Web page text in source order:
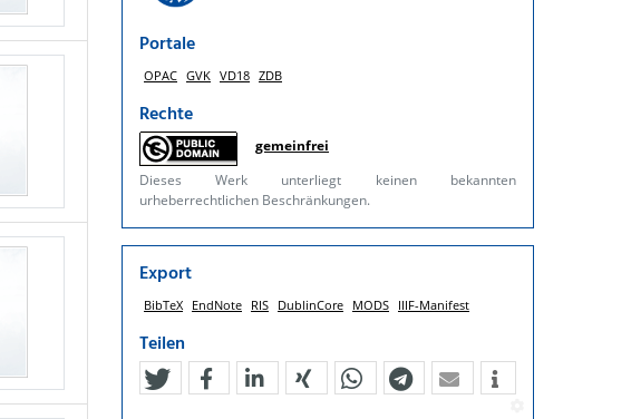
Portale
OPAC GVK VD18 ZDB
Rechte
gemeinfrei
Dieses Werk unterliegt keinen bekannten
urheberrechtlichen Beschränkungen.
Export
BibTeX EndNote RIS DublinCore MODS IIIF-Manifest
Teilen